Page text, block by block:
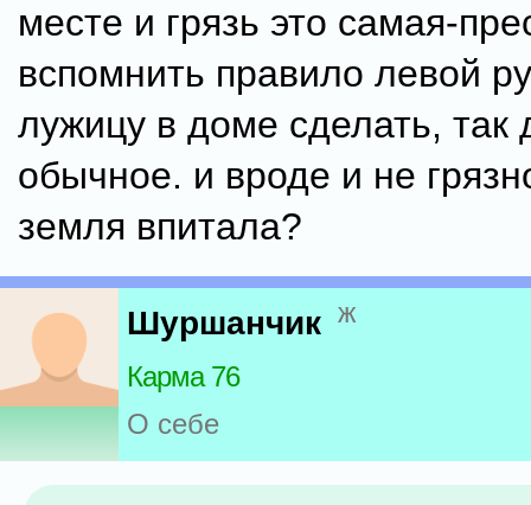
месте и грязь это самая-
вспомнить правило левой
лужицу в доме сделать, так
обычное. и вроде и не
земля впитала?
Шуршанчик ж
Карма 76
О себе